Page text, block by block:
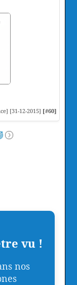
[31-12-2015] [#60]
vu !
nos